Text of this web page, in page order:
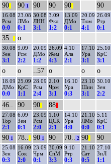
90 90 1 90 90 90 90
16.08
Рсм
0:0
23.08
ЛМо
0:1
30.08
ЛНН
3:1
3.09
Фкл
1:2
13.09
ДМо
0:1
20.09
Тюм
4:1
26.09
Ртр
0:1
35.. о
30.08
Зен
3:1
9.09
Рсм
2:2
20.09
ДМо
1:2
26.09
Жем
4:3
4.10
Ала
2:1
17.10
Ура
3:1
25.10
КрС
3:1
о о ..57 о о о
18.09
ДМо
0:0
25.09
КрС
1:1
28.09
Рсм
2:4
2.10
Чрм
3:1
16.10
Ура
0:3
23.10
Шин
3:1
30.10
Зен
2:2
46.. 90 90 88
27.08
Тор
2:1
6.09
Зен
0:1
23.09
Рсм
2:0
1.10
ЦСК
2:1
14.10
Ура
4:0
21.10
ЛМо
0:0
5.11
КрС
0:1
90 1 78.. 90 1 90 70.. 2 90 90
25.08
Зен
0:3
16.09
Сок
2:0
23.09
Чрм
0:1
30.09
СпМ
3:3
9.10
Ртр
0:3
21.10
Сат
0:5
27.10
ЗиЛ
1:1